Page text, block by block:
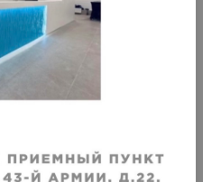
VIP крашение рюкзака
замша